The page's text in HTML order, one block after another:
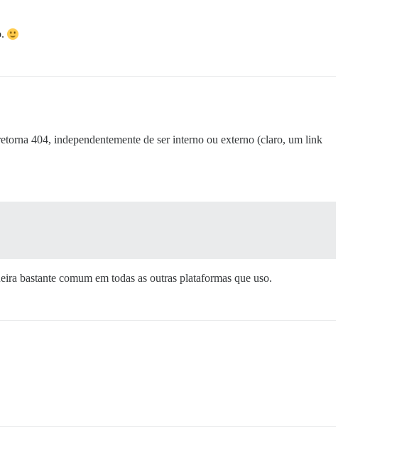
404, independentemente de ser interno ou externo (claro, um link
bastante comum em todas as outras plataformas que uso.